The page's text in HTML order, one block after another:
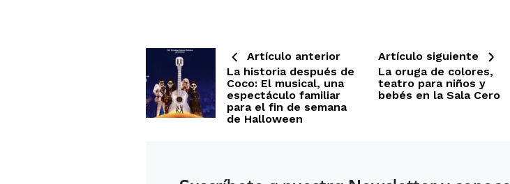
Artículo anterior
La historia después de
Coco: El musical, una
espectáculo familiar
para el fin de semana
de Halloween
Artículo siguiente
La oruga de colores,
teatro para niños y
bebés en la Sala Cero